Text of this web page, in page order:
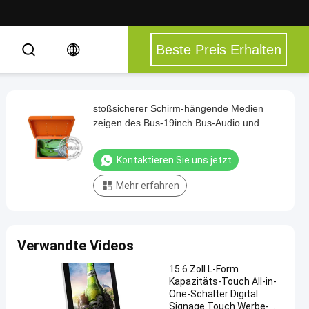
Beste Preis Erhalten
stoßsicherer Schirm-hängende Medien
zeigen des Bus-19inch Bus-Audio und
Kontaktieren Sie uns jetzt
Mehr erfahren
Verwandte Videos
15.6 Zoll L-Form
Kapazitäts-Touch All-in-
One-Schalter Digital
Signage Touch Werbe-